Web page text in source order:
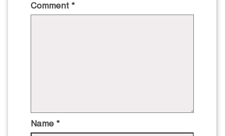
Comment *
Name *